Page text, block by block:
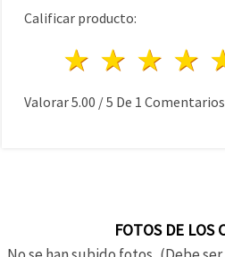
Calificar producto:
3
2
1 estrella
Valorar5.00 /5 De 1
FOTOS DE LOS